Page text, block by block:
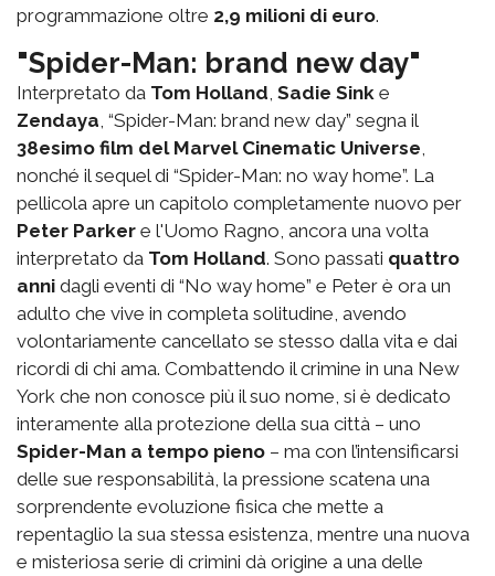
programmazione oltre 2,9 milioni di euro.
"Spider-Man: brand new day"
Interpretato da Tom Holland Sadie Sink e
Zendaya , “Spider-Man: brand new day” segna il
38esimo film del Marvel Cinematic Universe
nonché il sequel di “Spider-Man: no way home”. La
pellicola apre un capitolo completamente nuovo per
Peter Parker e l'Uomo Ragno, ancora una volta
interpretato da Tom Holland. Sono passati quattro
anni dagli eventi di “No way home” e Peter è ora un
adulto che vive in completa solitudine, avendo
volontariamente cancellato se stesso dalla vita e dai
ricordi di chi ama. Combattendo il crimine in una New
York che non conosce più il suo nome, si è dedicato
interamente alla protezione della sua città – uno
Spider-Man a tempo pieno – ma con l’intensificarsi
delle sue responsabilità, la pressione scatena una
sorprendente evoluzione fisica che mette a
repentaglio la sua stessa esistenza, mentre una nuova
e misteriosa serie di crimini dà origine a una delle